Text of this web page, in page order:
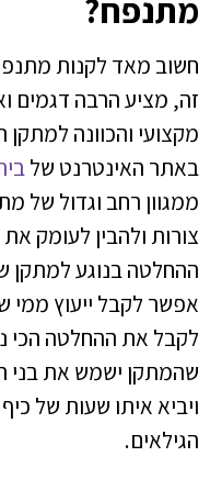
מתנפח?
חשוב מאד לקנות
זה, מציע הרבה דגמים
מקצועי והכוונה
באתר האינטרנט של
ממגוון רחב וגדול של
צורות ולהבין לעומק
ההחלטה בנוגע למתקן
אפשר לקבל ייעוץ ממי
לקבל את ההחלטה הכי
שהמתקן ישמש את
ויביא איתו שעות של
הגילאים.